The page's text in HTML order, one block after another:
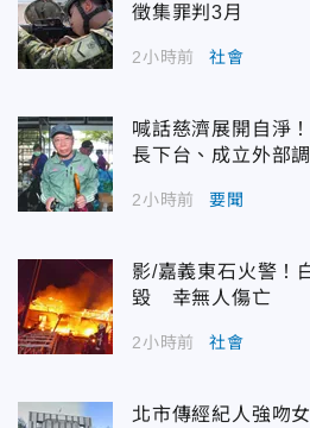
徵集罪判3月
2小時前 社會
喊話慈濟展開自淨
長下台、成立外部
2小時前 要聞
影/嘉義東石火警！
毀 幸無人傷亡
2小時前 社會
北市傳經紀人強吻